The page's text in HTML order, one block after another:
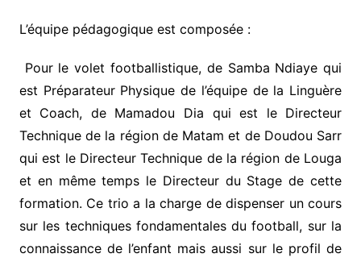
L’équipe pédagogique est composée :
Pour le volet footballistique, de Samba Ndiaye qui
est Préparateur Physique de l’équipe de la Linguère
et Coach, de Mamadou Dia qui est le Directeur
Technique de la région de Matam et de Doudou Sarr
qui est le Directeur Technique de la région de Louga
et en même temps le Directeur du Stage de cette
formation. Ce trio a la charge de dispenser un cours
sur les techniques fondamentales du football, sur la
connaissance de l’enfant mais aussi sur le profil de